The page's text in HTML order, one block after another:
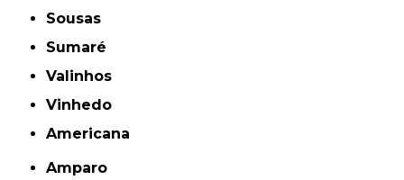
Sousas
Sumaré
Valinhos
Vinhedo
americana
Amparo